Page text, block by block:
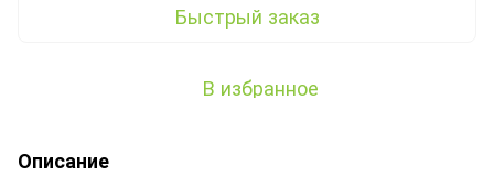
Быстрый заказ
В избранное
Описание